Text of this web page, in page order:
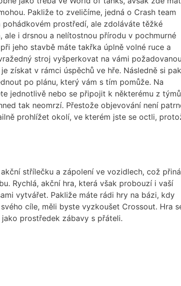
Pakliže to zveličíme, jedná o Crash team
prostředí, ale zdoláváte těžké
i drsnou a nelítostnou přírodu v pochmurné
jeho stavbě máte takřka úplně volné ruce a
stroj vyšperkovat na vámi požadovanou
získat v rámci úspěchů ve hře. Následně si pak
po plánu, který vám s tím pomůže. Na
jednotlivě nebo se připojit k některému z
tak neomrzí. Přestože objevování není
prohlížet okolí, ve kterém jste se octli,
střílečku a zápolení ve vozidlech, což
Rychlá, akční hra, která však probouzí i vaší
vytvářet. Pakliže máte rádi hry na bázi, kdy
cíle, měli byste vyzkoušet Crossout. Hra
prostředek zábavy s přáteli.